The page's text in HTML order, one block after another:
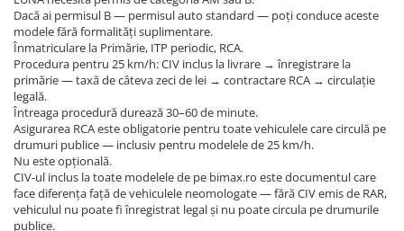
Dacă ai permisul B — permisul auto standard — poți conduce aceste
modele fără formalități suplimentare.
Înmatriculare la Primărie, ITP periodic, RCA.
Procedura pentru 25 km/h: CIV inclus la livrare → înregistrare la
primărie — taxă de câteva zeci de lei → contractare RCA → circulație
legală.
Întreaga procedură durează 30–60 de minute.
Asigurarea RCA este obligatorie pentru toate vehiculele care circulă pe
drumuri publice — inclusiv pentru modelele de 25 km/h.
Nu este opțională.
CIV-ul inclus la toate modelele de pe bimax.ro este documentul care
face diferența față de vehiculele neomologate — fără CIV emis de RAR,
vehiculul nu poate fi înregistrat legal și nu poate circula pe drumurile
publice.